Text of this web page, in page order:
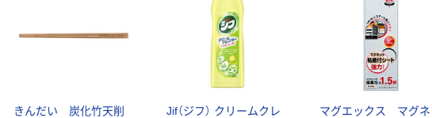
きんだい 炭化竹天削
Jif（ジフ） クリームクレ
マグエックス マグネ